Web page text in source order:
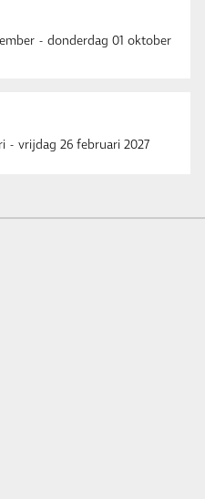
- donderdag 01 oktober
- vrijdag 26 februari 2027